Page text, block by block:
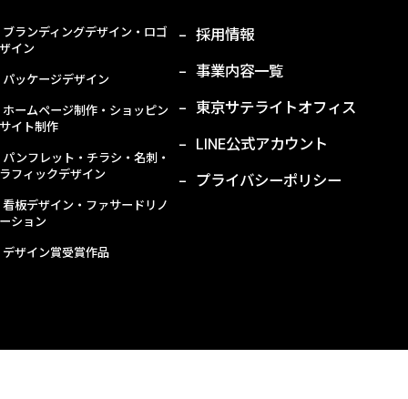
ブランディングデザイン・ロゴ
イン
パッケージデザイン
ホームページ制作・ショッピン
イト制作
パンフレット・チラシ・名刺・
フィックデザイン
看板デザイン・ファサードリノ
ション
デザイン賞受賞作品
採用情報
事業内容一覧
東京サテライトオフィス
LINE公式アカウント
プライバシーポリシー